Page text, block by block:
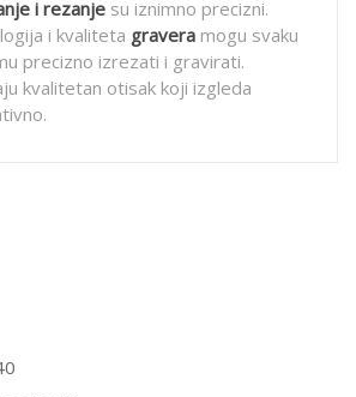
i rezanje su iznimno precizni.
i kvaliteta gravera mogu svaku
precizno izrezati i gravirati.
kvalitetan otisak koji izgleda